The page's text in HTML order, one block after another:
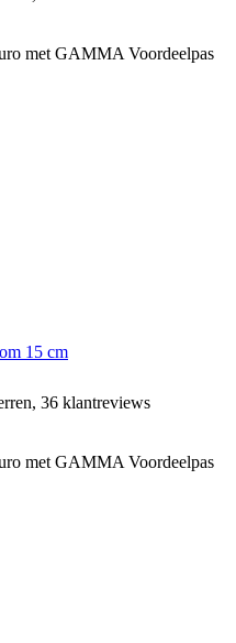
met GAMMA Voordeelpas
15 cm
36 klantreviews
met GAMMA Voordeelpas